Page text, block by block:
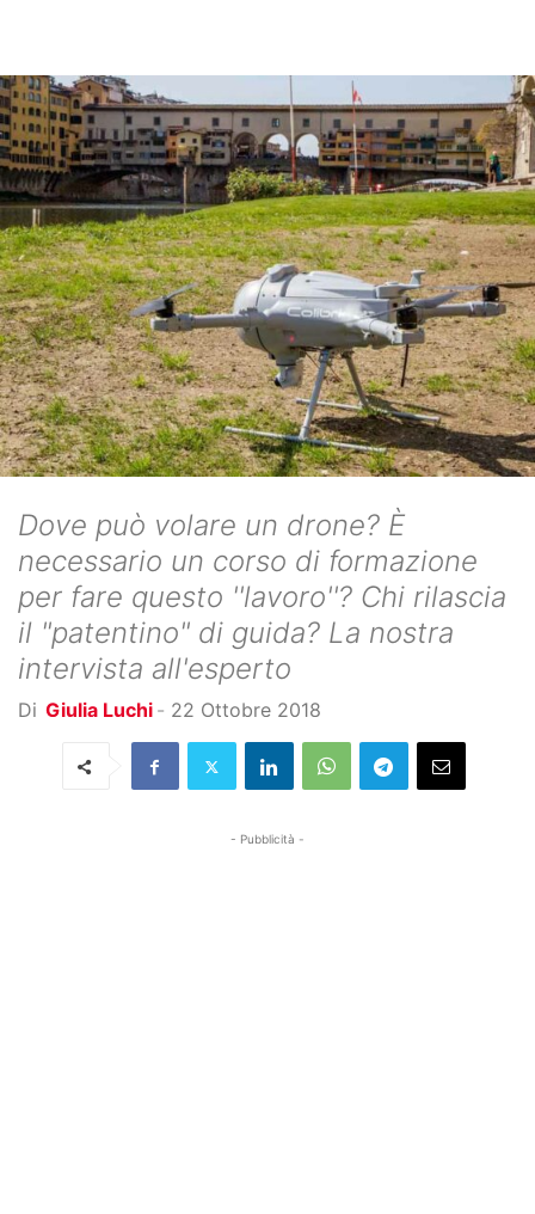
Dove può volare un drone? È
necessario un corso di formazione
per fare questo ''lavoro''? Chi rilascia
il "patentino" di guida? La nostra
intervista all'esperto
Di Giulia Luchi - 22 Ottobre 2018
- Pubblicità -